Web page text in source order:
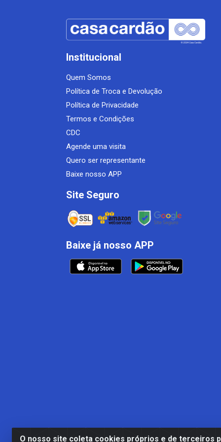
O nosso site coleta cookies próprios e de terceiros
Institucional
Quem Somos
Política de Troca e Devolução
Política de Privacidade
Termos e Condições
CDC
Agende uma visita
Quero ser representante
Baixe nosso APP
Site Seguro
Baixe já nosso APP